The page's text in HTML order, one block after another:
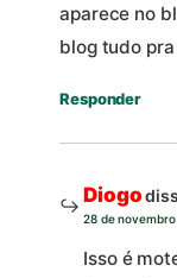
aparece no
blog tudo
Responder
Diogo
28 de novembro
Isso é